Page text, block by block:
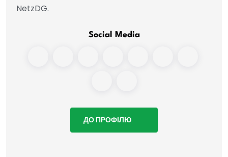
NetzDG.
Social Media
ДО ПРОФІЛЮ